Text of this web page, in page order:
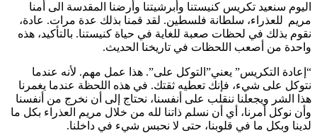
اليوم سنعيد تكريس كنيستنا وأبرشيتنا وأرضنا المقدسة الى أمنا
مريم للعذراء، سلطانة فلسطين. لقد قمنا بذلك عدة مرات. عادة،
نقوم بذلك في لحظات صعبة للغاية في حياة كنيستنا. بالتأكيد، هذه
واحدة من أصعب اللحظات في تاريخنا الحديث.
“إعادة التكريس” يعني”التوكل على”. هذا عمل مهم. لأنه عندما
نتوكل على شيء، فإنك تعطيه ثقتك. في هذه اللحظة عندما يغمرنا
هذا الشر ويجعلنا ننقلب على أنفسنا، نحتاج إلى أن نخرج من أنفسنا
وأن نوكل أمرنا، أي أن نسلم ذاتنا لله من خلال مريم العذراء بكل ما
لدينا وبكل ما في قلوبنا، حتى لا نحبس شيء في داخلنا.